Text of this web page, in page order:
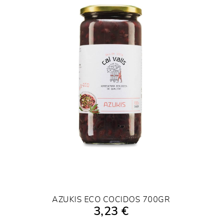
AÑADIR A LA COMPRA
AZUKIS ECO COCIDOS 700GR
3,23 €